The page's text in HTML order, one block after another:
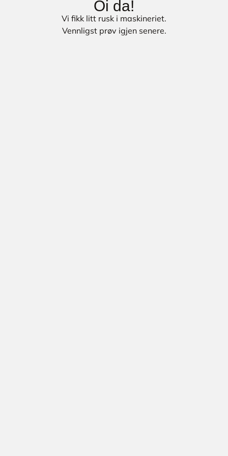
Oi da!
Vi fikk litt rusk i maskineriet.
Vennligst prøv igjen senere.